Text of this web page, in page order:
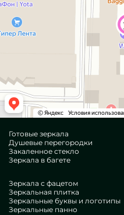
Готовые зеркала
Душевые перегородки
Закаленное стекло
Зеркала в багете
Зеркала с фацетом
Зеркальная плитка
Зеркальные буквы и логотипы
Зеркальные панно